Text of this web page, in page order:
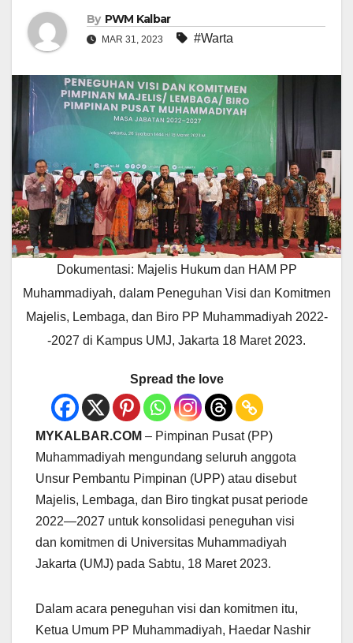
By PWM Kalbar
MAR 31, 2023 #Warta
Dokumentasi: Majelis Hukum dan HAM PP
Muhammadiyah, dalam Peneguhan Visi dan Komitmen
Majelis, Lembaga, dan Biro PP Muhammadiyah 2022-
-2027 di Kampus UMJ, Jakarta 18 Maret 2023.
Spread the love
MYKALBAR.COM – Pimpinan Pusat (PP)
Muhammadiyah mengundang seluruh anggota
Unsur Pembantu Pimpinan (UPP) atau disebut
Majelis, Lembaga, dan Biro tingkat pusat periode
2022—2027 untuk konsolidasi peneguhan visi
dan komitmen di Universitas Muhammadiyah
Jakarta (UMJ) pada Sabtu, 18 Maret 2023.
Dalam acara peneguhan visi dan komitmen itu,
Ketua Umum PP Muhammadiyah, Haedar Nashir